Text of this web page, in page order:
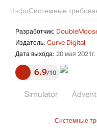
ИнфоСистемные
Разработчик:
Издатель: Curve Digital
Дата выхода: 20 мая 2021г.
6.9 10
Simulator
Системные